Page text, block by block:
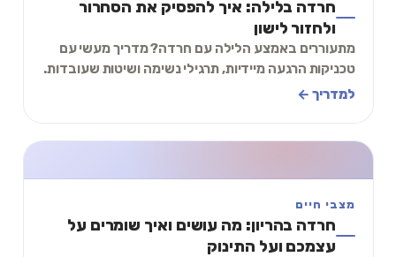
חרדה בלילה: איך להפסיק את הסחרור
ולחזור לישון
מתעוררים באמצע הלילה עם חרדה? מדריך מעשי עם
טכניקות הרגעה מיידיות, תרגילי נשימה ושיטות שעובדות.
כולל תרגיל 2 דקות שתוכלו לעשות עכשיו.
למדריך ←
מצבי חיים
חרדה בהריון: מה עושים ואיך שומרים על
עצמכם ועל התינוק